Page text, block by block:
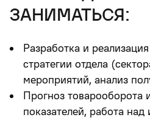
заниматься:
Разработка и
стратегии отдела
мероприятий, анализ
Прогноз товарооборота
показателей, работа